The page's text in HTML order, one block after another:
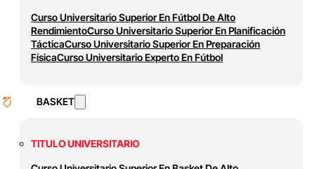
Curso Universitario Superior En Fútbol De Alto
RendimientoCurso Universitario Superior En Planificación
TácticaCurso Universitario Superior En Preparación
FísicaCurso Universitario Experto En Fútbol
BASKET
TITULO UNIVERSITARIO